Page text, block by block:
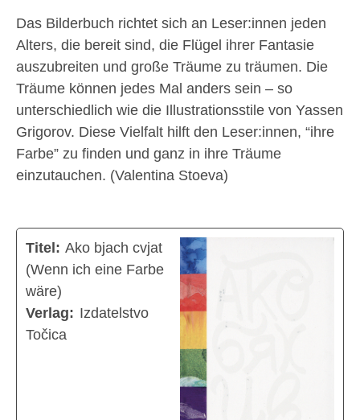
Das Bilderbuch richtet sich an Leser:innen jeden
Alters, die bereit sind, die Flügel ihrer Fantasie
auszubreiten und große Träume zu träumen. Die
Träume können jedes Mal anders sein – so
unterschiedlich wie die Illustrationsstile von Yassen
Grigorov. Diese Vielfalt hilft den Leser:innen, “ihre
Farbe” zu finden und ganz in ihre Träume
einzutauchen. (Valentina Stoeva)
Titel: Ako bjach cvjat
(Wenn ich eine Farbe
wäre)
Verlag: Izdatelstvo
Točica